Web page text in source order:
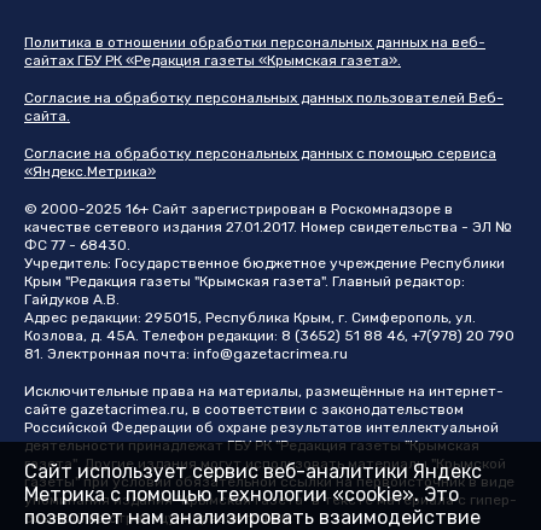
Политика в отношении обработки персональных данных на веб-
сайтах ГБУ РК «Редакция газеты «Крымская газета».
Согласие на обработку персональных данных пользователей Веб-
сайта.
Согласие на обработку персональных данных с помощью сервиса
«Яндекс.Метрика»
© 2000-2025 16+ Сайт зарегистрирован в Роскомнадзоре в
качестве сетевого издания 27.01.2017. Номер свидетельства - ЭЛ №
ФС 77 - 68430.
Учредитель: Государственное бюджетное учреждение Республики
Крым "Редакция газеты "Крымская газета". Главный редактор:
Гайдуков А.В.
Адрес редакции: 295015, Республика Крым, г. Симферополь, ул.
Козлова, д. 45А. Телефон редакции: 8 (3652) 51 88 46, +7(978) 20 790
81. Электронная почта: info@gazetacrimea.ru
Исключительные права на материалы, размещённые на интернет-
сайте gazetacrimea.ru, в соответствии с законодательством
Российской Федерации об охране результатов интеллектуальной
деятельности принадлежат ГБУ РК "Редакция газеты "Крымская
газета". Другие издания могут использовать материалы "Крымской
газеты" при условии обязательной ссылки на первоисточник в виде
упоминания издания "Крымская газета" в тексте материала с гипер-
ссылкой на страницу-первоисточник
Сайт использует сервис веб-аналитики Яндекс
Метрика с помощью технологии «cookie». Это
позволяет нам анализировать взаимодействие